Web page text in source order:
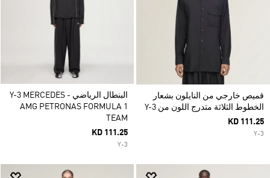
قميص خارجي من النايلون بشعار
الخطوط الثلاثة متدرج اللون من Y-3
KD 111.25
Y-3
البنطال الرياضي Y-3 MERCEDES -
AMG PETRONAS FORMULA 1
TEAM
KD 111.25
Y-3